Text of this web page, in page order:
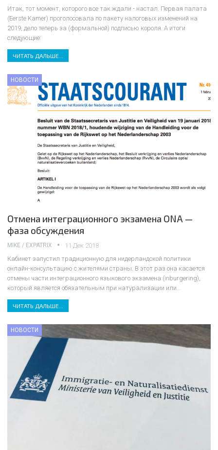
Итак, тот момент, которого все так ждали - настал. Первая палата
(Eerste Kamer) проголосовала по пакету налоговых изменений на
2019, дело теперь за (формальной) подписью короля. А итоги
следующие:
ЧИТАТЬ ДАЛЬШЕ...
НОВОСТИ
Отмена интеграционного экзамена ONA —
фаза обсуждения
MIKE / EXPATRIX
11 Дек 2018
Кабинет запустил традиционную для нидерландской политики
онлайн-консультацию с жителями страны. В этот раз она касается
отмены части интеграционного языкового экзамена (inburgering),
который является обязательным при натурализации или
ЧИТАТЬ ДАЛЬШЕ...
НОВОСТИ